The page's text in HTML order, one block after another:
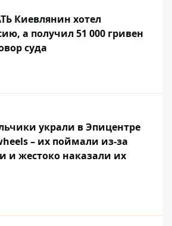
Киевлянин хотел
а получил 51 000 гривен
суда
украли в Эпицентре
– их поймали из-за
и жестоко наказали их